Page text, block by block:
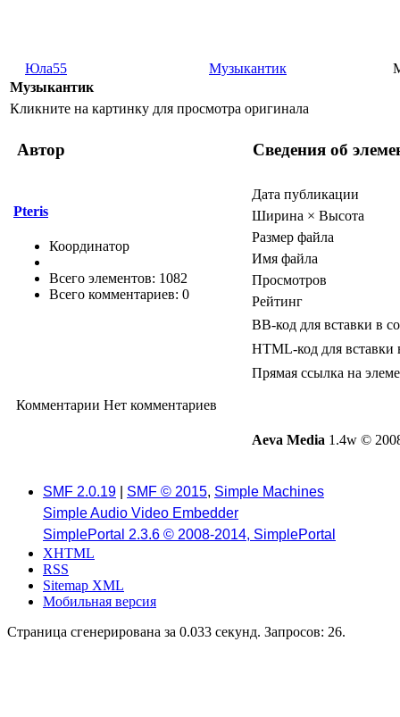
Юла55 Музыкантик
Музыкантик
Кликните на картинку для просмотра оригинала
Автор Сведения об
Pteris
Координатор
Всего элементов: 1082
Всего комментариев: 0
Дата публикации
Ширина × Высота
Размер файла
Имя файла
Просмотров
Рейтинг
BB-код для вставки в
HTML-код для вставки
Прямая ссылка на
Комментарии Нет комментариев
Aeva Media 1.4w ©
SMF 2.0.19 SMF © 2015, Simple Machines
Simple Audio Video Embedder
SimplePortal 2.3.6 © 2008-2014, SimplePortal
XHTML
RSS
Sitemap XML
Мобильная версия
Страница сгенерирована за 0.033 секунд. Запросов: 26.